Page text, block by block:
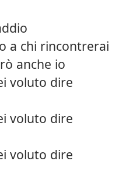
a chi rincontrerai
anche io
voluto dire
voluto dire
voluto dire